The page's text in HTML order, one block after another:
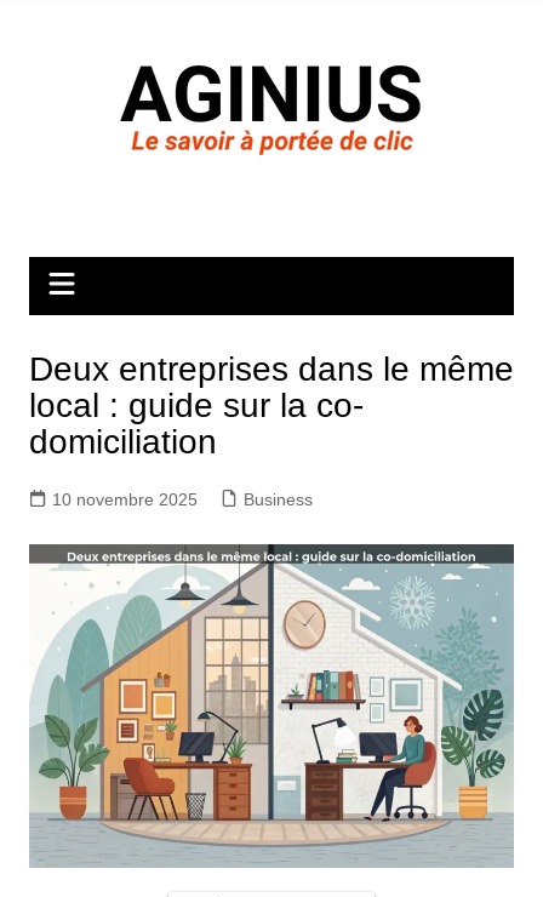
Deux entreprises dans le même
local : guide sur la co-
domiciliation
10 novembre 2025 Business